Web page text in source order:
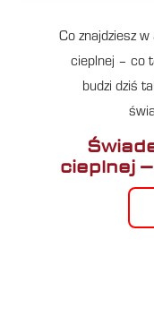
Co znajdziesz
cieplnej – co
budzi dziś
cieplnej